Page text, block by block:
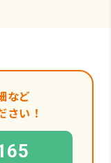
など
さい！